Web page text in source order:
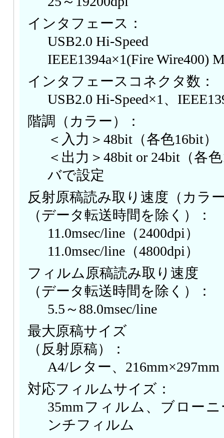
インタフェース：
USB2.0 Hi-Speed
IEEE1394a×1(Fire Wire400)
インタフェースコネクタ数：
USB2.0 Hi-Speed×1、
階調（カラー）：
＜入力＞48bit（各色16bit）
＜出力＞48bit or 24bit（各
バで設定
反射原稿読み取り速度（カラ
（データ転送時間を除く）：
11.0msec/line（2400dpi）
11.0msec/line（4800dpi）
フィルム原稿読み取り速度
（データ転送時間を除く）：
5.5～88.0msec/line
最大原稿サイズ
（反射原稿）：
A4/レター、216mm×297mm
対応フィルムサイズ：
35mmフィルム、ブロー
ンチフィルム